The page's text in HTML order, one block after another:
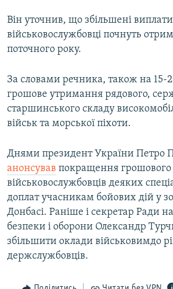
Він уточнив, що збільшені виплати
військовослужбовці почнуть
поточного року.
За словами речника, також на 15-
грошове утримання рядового,
старшинського складу
військ та морської піхоти.
Днями президент України Петро
анонсував покращення
військовослужбовців деяких
доплат учасникам бойових дій у
Донбасі. Раніше і секретар Ради
безпеки і оборони Олександр
збільшити оклади військовимдо
держслужбовців.